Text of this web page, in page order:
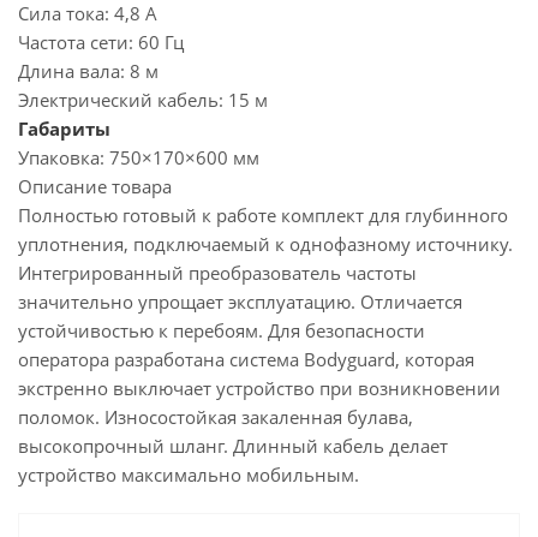
Сила тока: 4,8 А
Частота сети: 60 Гц
Длина вала: 8 м
Электрический кабель: 15 м
Габариты
Упаковка: 750×170×600 мм
Описание товара
Полностью готовый к работе комплект для глубинного
уплотнения, подключаемый к однофазному источнику.
Интегрированный преобразователь частоты
значительно упрощает эксплуатацию. Отличается
устойчивостью к перебоям. Для безопасности
оператора разработана система Bodyguard, которая
экстренно выключает устройство при возникновении
поломок. Износостойкая закаленная булава,
высокопрочный шланг. Длинный кабель делает
устройство максимально мобильным.